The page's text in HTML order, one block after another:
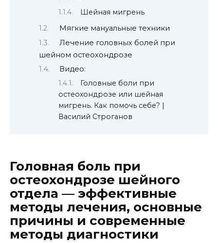
Шейная мигрень
Мягкие мануальные техники
Лечение головных болей при
шейном остеохондрозе
Видео:
Головные боли при
остеохондрозе или шейная
мигрень. Как помочь себе? |
Василий Строганов
Головная боль при
остеохондрозе шейного
отдела — эффективные
методы лечения, основные
причины и современные
методы диагностики